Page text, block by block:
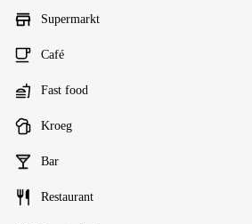
Supermarkt
Café
Fast food
Kroeg
Bar
Restaurant